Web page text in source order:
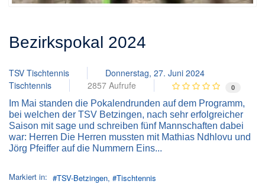
Bezirkspokal 2024
TSV Tischtennis
Donnerstag, 27. Juni 2024
Tischtennis
2857 Aufrufe 0
Im Mai standen die Pokalendrunden auf dem Programm,
bei welchen der TSV Betzingen, nach sehr erfolgreicher
Saison mit sage und schreiben fünf Mannschaften dabei
war: Herren Die Herren mussten mit Mathias Ndhlovu und
Jörg Pfeiffer auf die Nummern Eins...
Markiert in: TSV-Betzingen Tischtennis